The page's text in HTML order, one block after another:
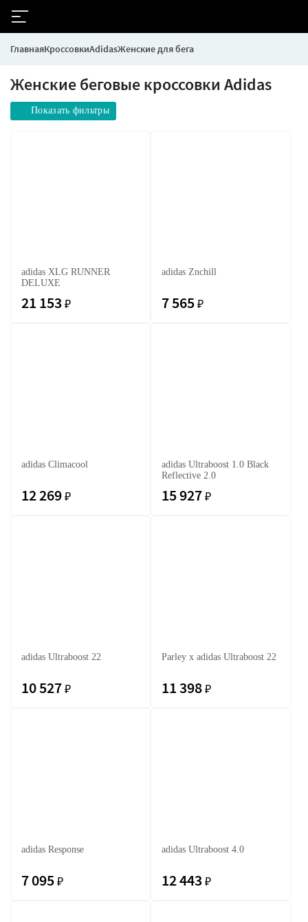
ГлавнаяКроссовкиAdidasЖенские для бега
Женские беговые кроссовки Adidas
Показать фильтры
adidas XLG RUNNER
DELUXE
21 153 ₽
adidas Znchill
7 565 ₽
adidas Climacool
12 269 ₽
adidas Ultraboost 1.0 Black
Reflective 2.0
15 927 ₽
adidas Ultraboost 22
10 527 ₽
Parley x adidas Ultraboost 22
11 398 ₽
adidas Response
7 095 ₽
adidas Ultraboost 4.0
12 443 ₽